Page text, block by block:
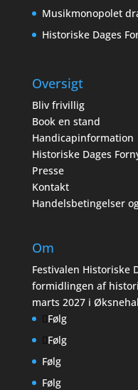
Musikmonopolet
Historiske Dages
Oversigt
Bliv frivillig
Book en stand
Handicapinformation
Historiske Dages
Presse
Kontakt
Handelsbetingelser
Om
Festivalen Historiske
formidlingen af
marts 2027 i
Følg
Følg
Følg
Følg